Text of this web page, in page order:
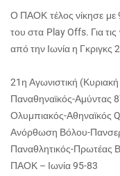
Ο ΠΑΟΚ τέλος νίκησε με
του στα Play Offs. Για τις
από την Ιωνία η Γκριγκς
21η Αγωνιστική
Παναθηναϊκός-Αμύντας
Ολυμπιακός-Αθηναϊκός
Ανόρθωση Βόλου-
Παναθλητικός-Πρωτέας
ΠΑΟΚ – Ιωνία 95-83